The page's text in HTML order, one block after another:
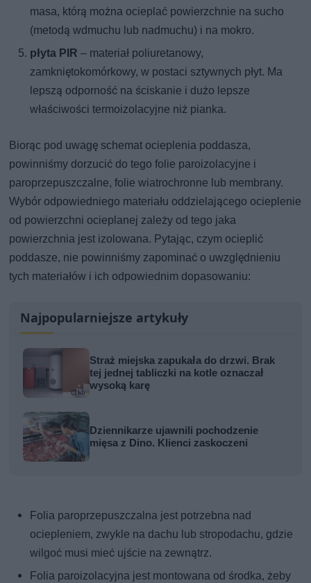
masa, którą można ocieplać powierzchnie na sucho
(metodą wdmuchu lub nadmuchu) i na mokro.
płyta PIR – materiał poliuretanowy,
zamkniętokomórkowy, w postaci sztywnych płyt. Ma
lepszą odporność na ściskanie i dużo lepsze
właściwości termoizolacyjne niż pianka.
Biorąc pod uwagę schemat ocieplenia poddasza,
powinniśmy dorzucić do tego folie paroizolacyjne i
paroprzepuszczalne, folie wiatrochronne lub membrany.
Wybór odpowiedniego materiału oddzielającego ocieplenie
od powierzchni ocieplanej zależy od tego jaka
powierzchnia jest izolowana. Pytając, czym ocieplić
poddasze, nie powinniśmy zapominać o uwzględnieniu
tych materiałów i ich odpowiednim dopasowaniu:
Najpopularniejsze artykuły
Straż miejska zapukała do drzwi. Brak
tej jednej tabliczki na kotle oznaczał
wysoką karę
Dziennikarze ujawnili pochodzenie
mięsa z Dino. Klienci zaskoczeni
Folia paroprzepuszczalna jest potrzebna nad
ociepleniem, zwykle na dachu lub stropodachu, gdzie
wilgoć musi mieć ujście na zewnątrz.
Folia paroizolacyjna jest montowana od środka, żeby